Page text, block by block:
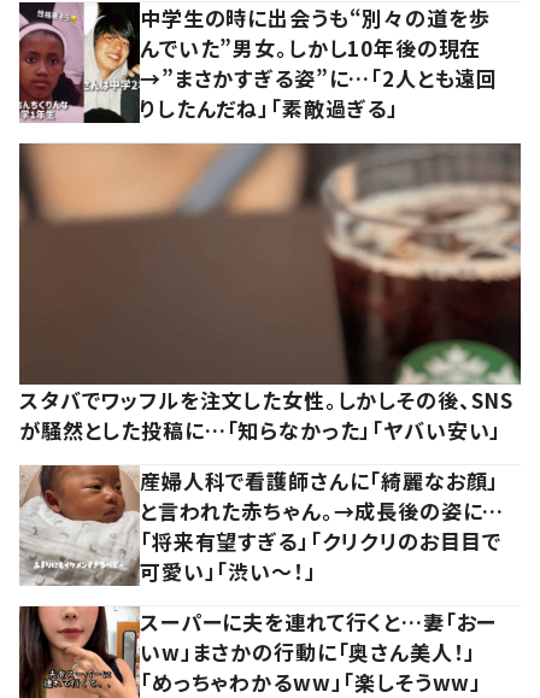
中学生の時に出会うも“別々の道を歩
んでいた”男女。しかし10年後の現在
→”まさかすぎる姿”に…「2人とも遠回
りしたんだね」「素敵過ぎる」
スタバでワッフルを注文した女性。しかしその後、SNS
が騒然とした投稿に…「知らなかった」「ヤバい安い」
産婦人科で看護師さんに「綺麗なお顔」
と言われた赤ちゃん。→成長後の姿に…
「将来有望すぎる」「クリクリのお目目で
可愛い」「渋い～！」
スーパーに夫を連れて行くと…妻「おー
いw」まさかの行動に「奥さん美人！」
「めっちゃわかるww」「楽しそうww」